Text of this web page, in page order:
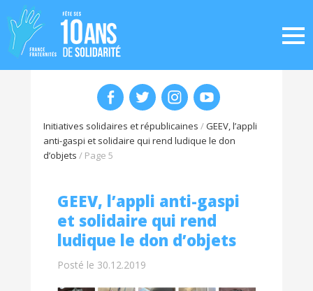
Initiatives solidaires et républicaines /GEEV, l’appli
anti-gaspi et solidaire qui rend ludique le don
d’objets / Page 5
GEEV, l’appli anti-gaspi
et solidaire qui rend
ludique le don d’objets
Posté le 30.12.2019